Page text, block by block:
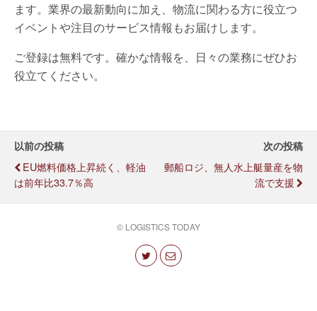
ます。業界の最新動向に加え、物流に関わる方に役立つ
イベントや注目のサービス情報もお届けします。
ご登録は無料です。確かな情報を、日々の業務にぜひお
役立てください。
以前の投稿
EU燃料価格上昇続く、軽油
は前年比33.7％高
次の投稿
郵船ロジ、無人水上艇量産を物
流で支援
© LOGISTICS TODAY